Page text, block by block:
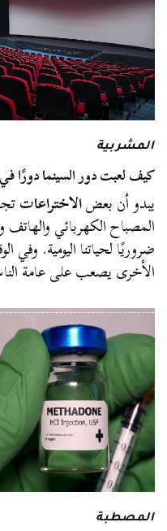
المشربية
كيف لعبت دور السينما دورًا
يبدو أن بعضالاختراعات
المصباح الكهربائي
ضروريًا لحياتنا اليومية.
الأخرى يصعب على عامة
المصطبة